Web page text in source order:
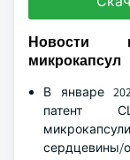
Новости
микрокапсул
В январе
патент